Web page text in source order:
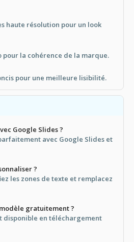
haute résolution pour un look
la cohérence de la marque.
pour une meilleure lisibilité.
Google Slides ?
avec Google Slides et
?
les zones de texte et remplacez
gratuitement ?
disponible en téléchargement